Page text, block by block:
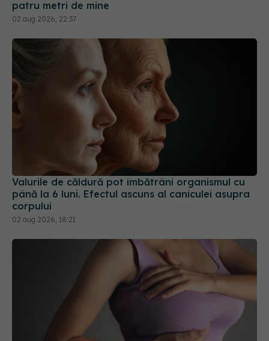
patru metri de mine
02 aug 2026, 22:37
Valurile de căldură pot îmbătrâni organismul cu
până la 6 luni. Efectul ascuns al caniculei asupra
corpului
02 aug 2026, 18:21